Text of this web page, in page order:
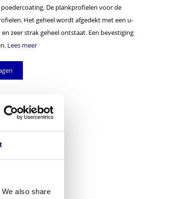
also share
De plankprofielen voor de
Het geheel wordt afgedekt met een u-
zeer strak geheel ontstaat. Een bevestiging
Lees meer